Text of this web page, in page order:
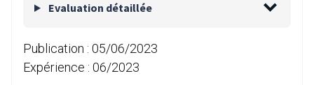
Evaluation détaillée
Publication : 05/06/2023
Expérience : 06/2023